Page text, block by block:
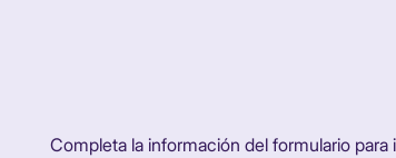
Completa la información del formulario para